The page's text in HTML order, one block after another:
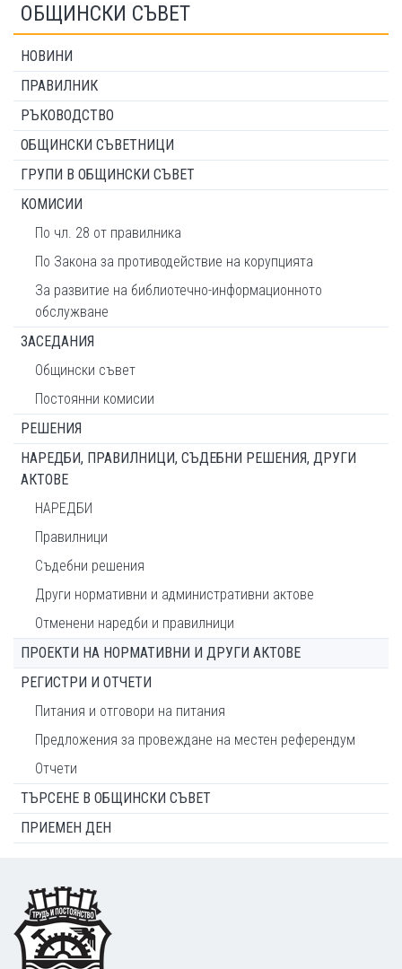
ОБЩИНСКИ СЪВЕТ
НОВИНИ
ПРАВИЛНИК
РЪКОВОДСТВО
ОБЩИНСКИ СЪВЕТНИЦИ
ГРУПИ В ОБЩИНСКИ СЪВЕТ
КОМИСИИ
По чл. 28 от правилника
По Закона за противодействие на корупцията
За развитие на библиотечно-информационното
обслужване
ЗАСЕДАНИЯ
Общински съвет
Постоянни комисии
РЕШЕНИЯ
НАРЕДБИ, ПРАВИЛНИЦИ, СЪДЕБНИ РЕШЕНИЯ, ДРУГИ
АКТОВЕ
НАРЕДБИ
Правилници
Съдебни решения
Други нормативни и административни актове
Отменени наредби и правилници
ПРОЕКТИ НА НОРМАТИВНИ И ДРУГИ АКТОВЕ
РЕГИСТРИ И ОТЧЕТИ
Питания и отговори на питания
Предложения за провеждане на местен референдум
Отчети
ТЪРСЕНЕ В ОБЩИНСКИ СЪВЕТ
ПРИЕМЕН ДЕН
Footer